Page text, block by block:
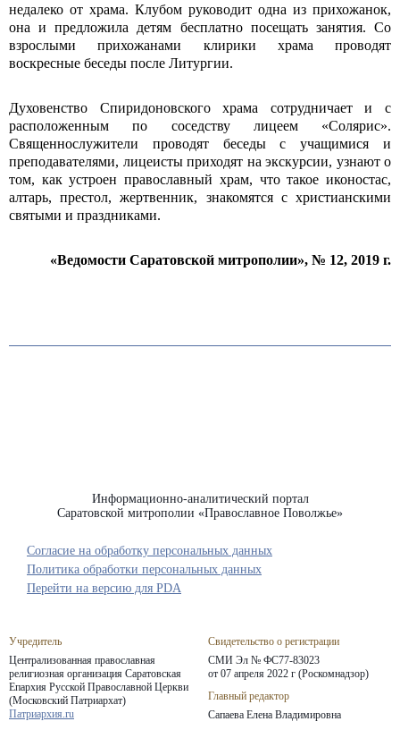
недалеко от храма. Клубом руководит одна из прихожанок,
она и предложила детям бесплатно посещать занятия. Со
взрослыми прихожанами клирики храма проводят
воскресные беседы после Литургии.
Духовенство Спиридоновского храма сотрудничает и с
расположенным по соседству лицеем «Солярис».
Священнослужители проводят беседы с учащимися и
преподавателями, лицеисты приходят на экскурсии, узнают о
том, как устроен православный храм, что такое иконостас,
алтарь, престол, жертвенник, знакомятся с христианскими
святыми и праздниками.
«Ведомости Саратовской митрополии», № 12, 2019 г.
Информационно-аналитический портал
Саратовской митрополии «Православное Поволжье»
Учредитель
Централизованная православная
религиозная организация Саратовская
Епархия Русской Православной Церкви
(Московский Патриархат)
Патриархия.ru
Свидетельство о регистрации
СМИ Эл № ФС77-83023
от 07 апреля 2022 г (Роскомнадзор)
Главный редактор
Сапаева Елена Владимировна
Согласие на обработку персональных данных
Политика обработки персональных данных
Перейти на версию для PDA